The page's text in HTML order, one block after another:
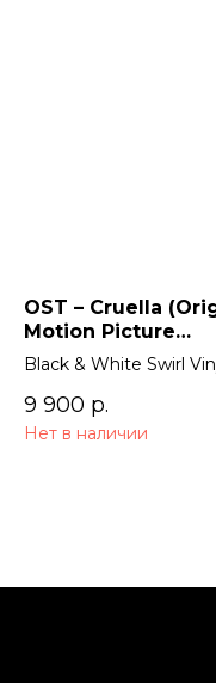
OST – Cruella
Motion Picture
Soundtrack) 2LP
Black & White Swirl
9 900 р.
Нет в наличии